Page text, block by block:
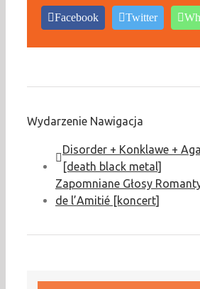
Facebook Twitter
Wydarzenie Nawigacja
Disorder + Konklawe +
[death black metal]
Zapomniane Głosy
de l’Amitié [koncert]